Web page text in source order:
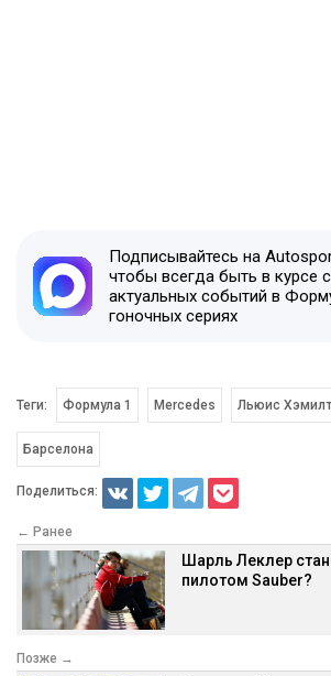
Подписывайтесь на
чтобы всегда быть в курсе
актуальных событий в
гоночных сериях
Теги: Формула 1 Mercedes Льюис
Барселона
Поделиться:
← Ранее
Шарль Леклер
пилотом Sauber?
Позже →